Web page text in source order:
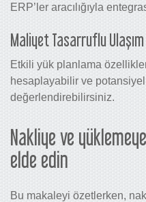
ERP’ler aracılığıyla
Maliyet Tasarruflu
Etkili yük planlama
hesaplayabilir ve potansiyel
değerlendirebilirsiniz.
Nakliye ve
elde edin
Bu makaleyi özetlerken,